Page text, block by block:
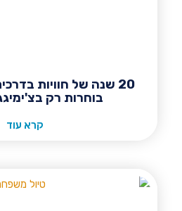
20 שנה של חוויות
בוחרות רק
קרא עוד